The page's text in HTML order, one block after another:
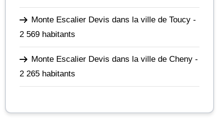
Monte Escalier Devis dans la ville de Toucy -
2 569 habitants
Monte Escalier Devis dans la ville de Cheny -
2 265 habitants